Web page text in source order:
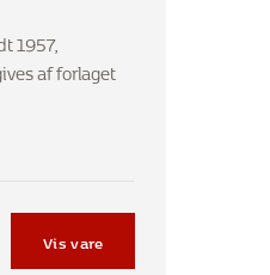
1957,
af forlaget
Vis vare